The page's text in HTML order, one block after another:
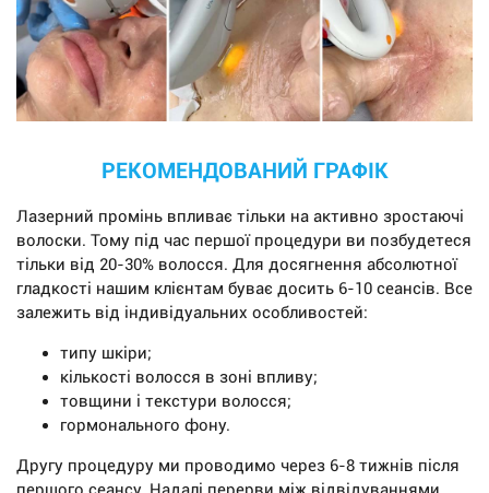
РЕКОМЕНДОВАНИЙ ГРАФІК
Лазерний промінь впливає тільки на активно зростаючі
волоски. Тому під час першої процедури ви позбудетеся
тільки від 20-30% волосся. Для досягнення абсолютної
гладкості нашим клієнтам буває досить 6-10 сеансів. Все
залежить від індивідуальних особливостей:
типу шкіри;
кількості волосся в зоні впливу;
товщини і текстури волосся;
гормонального фону.
Другу процедуру ми проводимо через 6-8 тижнів після